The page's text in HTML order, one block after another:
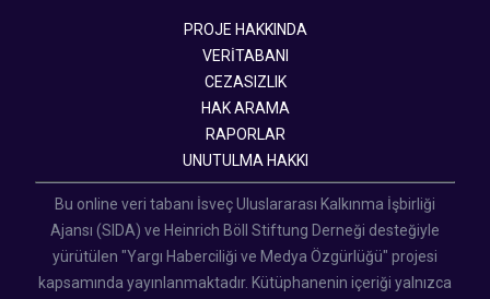
PROJE HAKKINDA
VERİTABANI
CEZASIZLIK
HAK ARAMA
RAPORLAR
UNUTULMA HAKKI
Bu online veri tabanı İsveç Uluslararası Kalkınma İşbirliği
Ajansı (SIDA) ve Heinrich Böll Stiftung Derneği desteğiyle
yürütülen "Yargı Haberciliği ve Medya Özgürlüğü" projesi
kapsamında yayınlanmaktadır. Kütüphanenin içeriği yalnızca